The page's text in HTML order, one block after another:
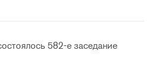
582-е заседание